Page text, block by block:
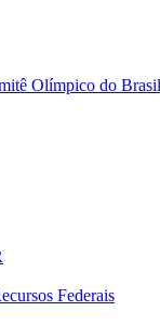
Federais